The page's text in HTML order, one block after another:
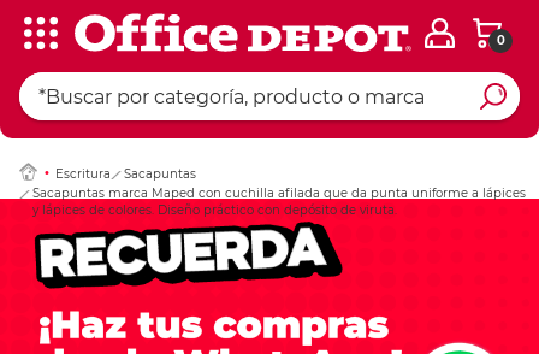
0
Escritura
Sacapuntas
Sacapuntas marca Maped con cuchilla afilada que da punta uniforme a lápices
y lápices de colores. Diseño práctico con depósito de viruta.
Ingresar Codigo